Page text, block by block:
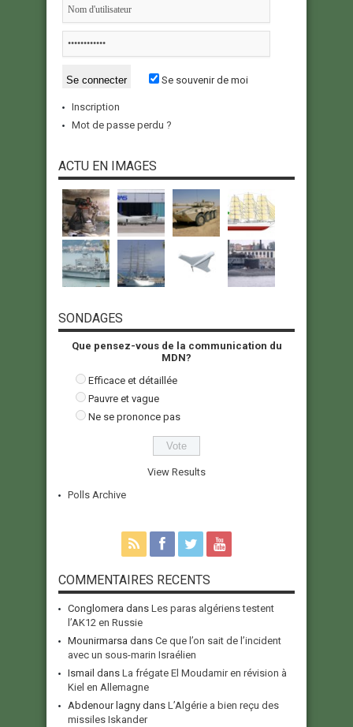
Se souvenir de moi
Inscription
Mot de passe perdu ?
ACTU EN IMAGES
SONDAGES
Que pensez-vous de la communication du
MDN?
Efficace et détaillée
Pauvre et vague
Ne se prononce pas
View Results
Polls Archive
COMMENTAIRES RECENTS
Conglomera dans Les paras algériens testent
l’AK12 en Russie
Mounirmarsa dans Ce que l’on sait de l’incident
avec un sous-marin Israélien
Ismail dans La frégate El Moudamir en révision à
Kiel en Allemagne
Abdenour lagny dans L’Algérie a bien reçu des
missiles Iskander